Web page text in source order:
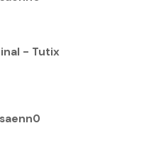
- Tutix